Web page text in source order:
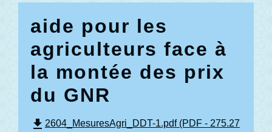
aide pour les
agriculteurs face à
la montée des prix
du GNR
file_download 2604_MesuresAgri_DDT-1.pdf (PDF - 275.27